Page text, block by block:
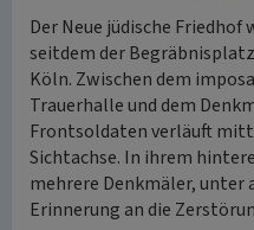
Der Neue jüdische
seitdem der
Köln. Zwischen dem
Trauerhalle und dem
Frontsoldaten verläuft
Sichtachse. In ihrem
mehrere Denkmäler, unter
Erinnerung an die